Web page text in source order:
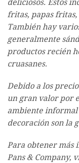
deliciosos. Estos
fritas, papas fritas,
También hay
generalmente
productos recién
cruasanes.
Debido a los
un gran valor por
ambiente
decoración son la
Para obtener más
Pans & Company,